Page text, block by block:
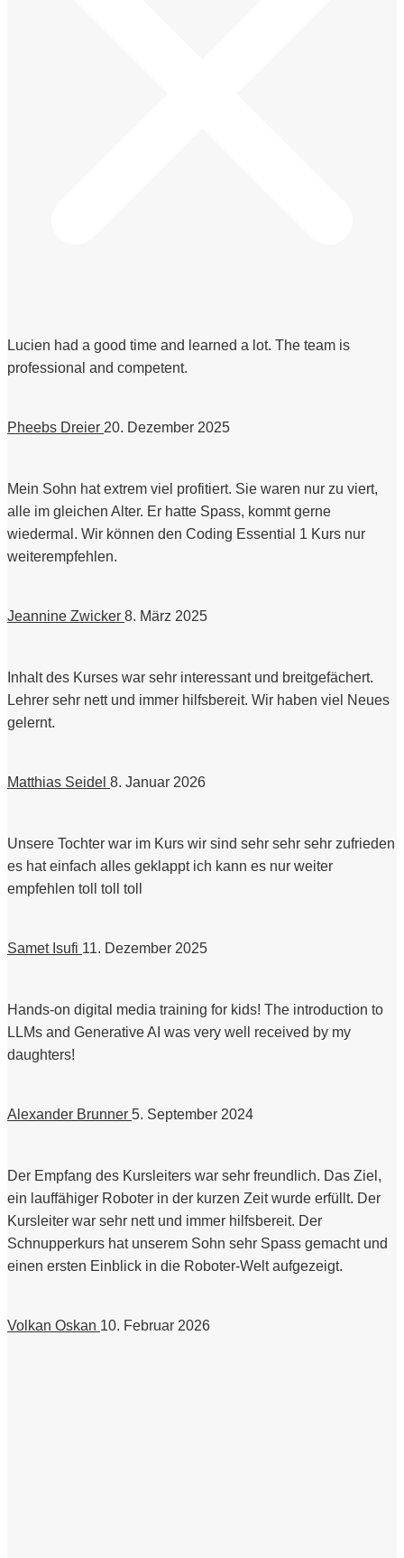
Lucien had a good time and learned a lot. The team is
professional and competent.
Pheebs Dreier 20. Dezember 2025
Mein Sohn hat extrem viel profitiert. Sie waren nur zu viert,
alle im gleichen Alter. Er hatte Spass, kommt gerne
wiedermal. Wir können den Coding Essential 1 Kurs nur
weiterempfehlen.
Jeannine Zwicker 8. März 2025
Inhalt des Kurses war sehr interessant und breitgefächert.
Lehrer sehr nett und immer hilfsbereit. Wir haben viel Neues
gelernt.
Matthias Seidel 8. Januar 2026
Unsere Tochter war im Kurs wir sind sehr sehr sehr zufrieden
es hat einfach alles geklappt ich kann es nur weiter
empfehlen toll toll toll
Samet Isufi 11. Dezember 2025
Hands-on digital media training for kids! The introduction to
LLMs and Generative AI was very well received by my
daughters!
Alexander Brunner 5. September 2024
Der Empfang des Kursleiters war sehr freundlich. Das Ziel,
ein lauffähiger Roboter in der kurzen Zeit wurde erfüllt. Der
Kursleiter war sehr nett und immer hilfsbereit. Der
Schnupperkurs hat unserem Sohn sehr Spass gemacht und
einen ersten Einblick in die Roboter-Welt aufgezeigt.
Volkan Oskan 10. Februar 2026